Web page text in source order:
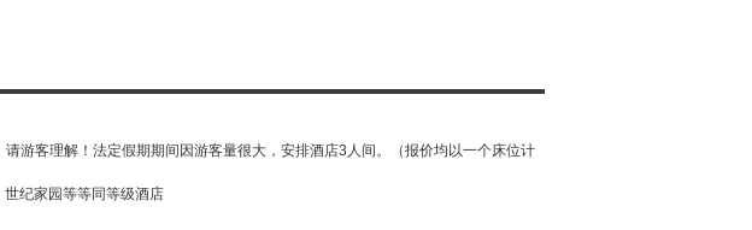
游客理解！法定假期期间因游客量很大，安排酒店3人间。（报价均以一个床位计
纪家园等等同等级酒店